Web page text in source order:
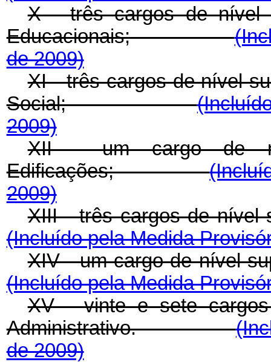
X - três cargos de nível
Educacionais;
de 2009)
XI - três cargos de nível
Social;
2009)
XII - um cargo de
Edificações;
2009)
XIII - três cargos de
(Incluído pela Medida
XIV - um cargo de
(Incluído pela Medida
XV - vinte e sete
Administrativo.
de 2009)